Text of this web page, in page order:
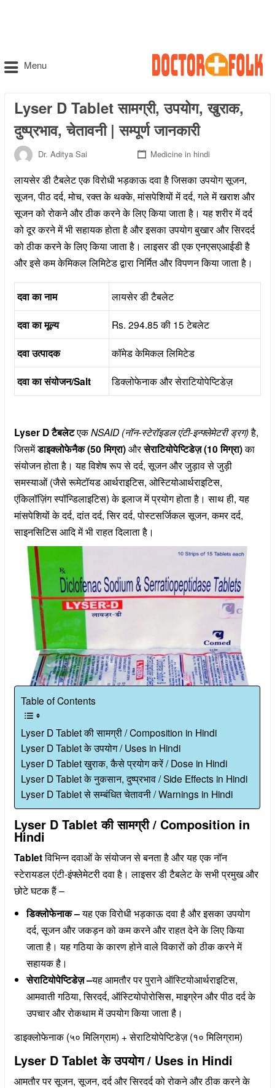
Menu
Lyser D Tablet सामग्री, उपयोग, खुराक,
दुष्प्रभाव, चेतावनी | सम्पूर्ण जानकारी
Dr. Aditya Sai Medicine in hindi
लायसेर डी टैबलेट एक विरोधी भड़काऊ दवा है जिसका उपयोग सूजन,
सूजन, पीठ दर्द, मोच, रक्त के थक्के, मांसपेशियों में दर्द, गले में खराश और
सूजन को रोकने और ठीक करने के लिए किया जाता है। यह शरीर में दर्द
को दूर करने में भी सहायक होता है और इसका उपयोग बुखार और सिरदर्द
को ठीक करने के लिए किया जाता है। लाइसर डी एक एनएसएआईडी है
और इसे कम केमिकल लिमिटेड द्वारा निर्मित और विपणन किया जाता है।
दवा का नाम लायसेर डी टैबलेट
दवा का मूल्य Rs. 294.85 की 15 टेबलेट
दवा उत्पादक कॉमेड केमिकल लिमिटेड
दवा का संयोजन/Salt डिक्लोफेनाक और सेराटियोपेप्टिडेज़
Lyser D टैबलेटएकNSAID (नॉन-स्टेरॉइडल एंटी-इन्फ्लेमेटरी ड्रग)है,
जिसमेंडाइक्लोफेनैक (50 मिग्रा)औरसेराटियोपेप्टिडेज़ (10 मिग्रा)का
संयोजन होता है। यह विशेष रूप से दर्द, सूजन और जुड़ाव से जुड़ी
समस्याओं (जैसे रूमेटॉयड आर्थराइटिस, ओस्टियोआर्थराइटिस,
एंकिलॉज़िंग स्पॉन्डिलाइटिस) के इलाज में प्रयोग होता है। साथ ही, यह
मांसपेशियों के दर्द, दांत दर्द, सिर दर्द, पोस्टसर्जिकल सूजन, कमर दर्द,
साइनसिटिस आदि में भी राहत दिलाता है।
Table of Contents
Lyser D Tablet की सामग्री / Composition in Hindi
Lyser D Tablet के उपयोग / Uses in Hindi
Lyser D Tablet खुराक, कैसे प्रयोग करें / Dose in Hindi
Lyser D Tablet के नुकसान, दुष्प्रभाव / Side Effects in Hindi
Lyser D Tablet से सम्बंधित चेतावनी / Warnings in Hindi
Lyser D Tablet की सामग्री / Composition in
Hindi
Tabletविभिन्न दवाओं के संयोजन से बनता है और यह एक नॉन
स्टेरायडल एंटी-इंफ्लेमेटरी दवा है। लाइसर डी टैबलेट के सभी प्रमुख और
छोटे घटक हैं –
डिक्लोफेनाक –यह एक विरोधी भड़काऊ दवा है और इसका उपयोग
दर्द, सूजन और जकड़न को कम करने और राहत देने के लिए किया
जाता है। यह गठिया के कारण होने वाले विकारों को ठीक करने में
सहायक है।
सेराटियोपेप्टिडेज़ –यह आमतौर पर पुराने ऑस्टियोआर्थराइटिस,
आमवाती गठिया, सिरदर्द, ऑस्टियोपोरोसिस, माइग्रेन और पीठ दर्द के
उपचार और रोकथाम में उपयोग किया जाता है।
डाइक्लोफेनाक (५० मिलिग्राम) + सेराटियोपेप्टिडेज़ (१० मिलिग्राम)
Lyser D Tablet के उपयोग / Uses in Hindi
आमतौर पर सूजन, सूजन, दर्द और सिरदर्द को रोकने और ठीक करने के